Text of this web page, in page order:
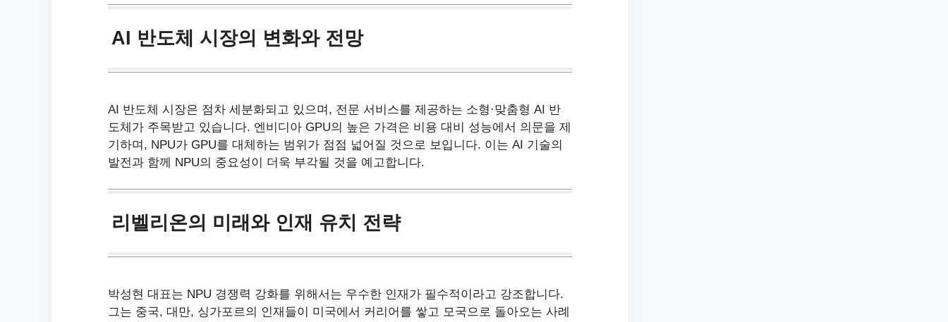
AI 반도체 시장의 변화와 전망
AI 반도체 시장은 점차 세분화되고 있으며, 전문 서비스를 제공하는 소형·맞춤형 AI 반
도체가 주목받고 있습니다. 엔비디아 GPU의 높은 가격은 비용 대비 성능에서 의문을 제
기하며, NPU가 GPU를 대체하는 범위가 점점 넓어질 것으로 보입니다. 이는 AI 기술의
발전과 함께 NPU의 중요성이 더욱 부각될 것을 예고합니다.
리벨리온의 미래와 인재 유치 전략
박성현 대표는 NPU 경쟁력 강화를 위해서는 우수한 인재가 필수적이라고 강조합니다.
그는 중국, 대만, 싱가포르의 인재들이 미국에서 커리어를 쌓고 모국으로 돌아오는 사례